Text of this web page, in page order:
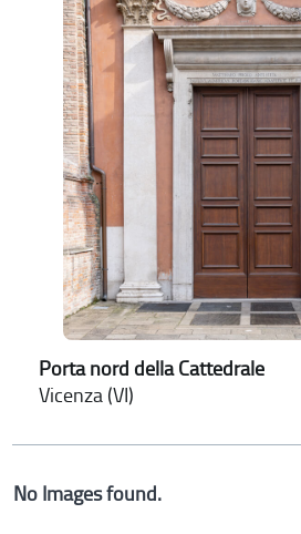
Porta nord della Cattedrale
Vicenza (VI)
No Images found.